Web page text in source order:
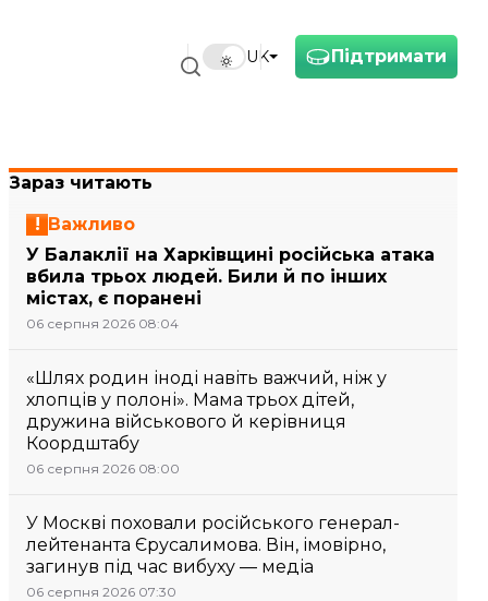
Підтримати
UK
Зараз читають
Важливо
У Балаклії на Харківщині російська атака
вбила трьох людей. Били й по інших
містах, є поранені
06 серпня 2026 08:04
«Шлях родин іноді навіть важчий, ніж у
хлопців у полоні». Мама трьох дітей,
дружина військового й керівниця
Коордштабу
06 серпня 2026 08:00
У Москві поховали російського генерал-
лейтенанта Єрусалимова. Він, імовірно,
загинув під час вибуху — медіа
06 серпня 2026 07:30